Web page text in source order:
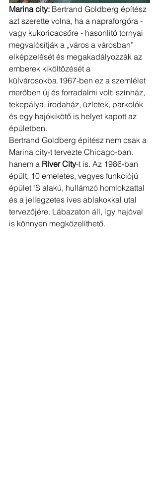
Marina city: Bertrand Goldberg építész
azt szerette volna, ha a napraforgóra -
vagy kukoricacsőre - hasonlító tornyai
megvalósítják a „város a városban”
elképzelését és megakadályozzák az
emberek kiköltözését a
külvárosokba.1967-ben ez a szemlélet
merőben új és forradalmi volt: színház,
tekepálya, irodaház, üzletek, parkolók
és egy hajókikötő is helyet kapott az
épületben.
Bertrand Goldberg építész nem csak a
Marina city-t tervezte Chicago-ban.
hanem a River City-t is. Az 1986-ban
épült, 10 emeletes, vegyes funkciójú
épület "S alakú, hullámzó homlokzattal
és a jellegzetes íves ablakokkal utal
tervezőjére. Lábazaton áll, így hajóval
is könnyen megközelíthető.